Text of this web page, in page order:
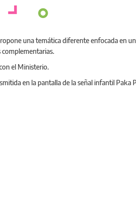
una temática diferente enfocada en
el Ministerio.
en la pantalla de la señal infantil Paka